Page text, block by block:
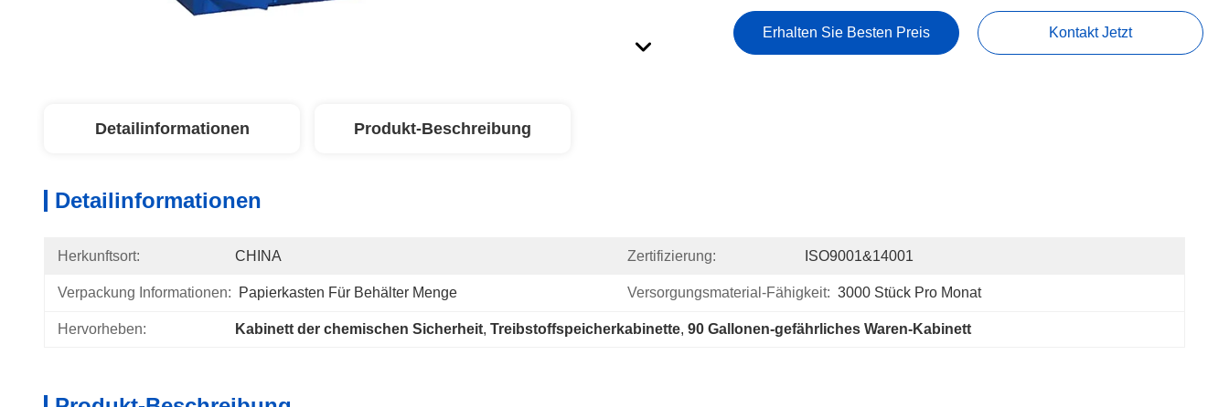
Erhalten Sie Besten Preis Kontakt Jetzt
Detailinformationen Produkt-Beschreibung
Detailinformationen
Herkunftsort: CHINA Zertifizierung: ISO9001&14001
Verpackung Informationen: Papierkasten Für Behälter Menge Versorgungsmaterial-Fähigkeit: 3000 Stück Pro Monat
Hervorheben: Kabinett der chemischen Sicherheit, Treibstoffspeicherkabinette, 90 Gallonen-gefährliches Waren-Kabinett